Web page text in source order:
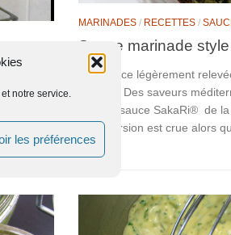
notre service.
les préférences
très
MARINADES / RECETTES /
Sauce marinade
Une sauce légèrement
mariner, Des saveurs
célèbre sauce SakaRi® de
cette version est crue alors